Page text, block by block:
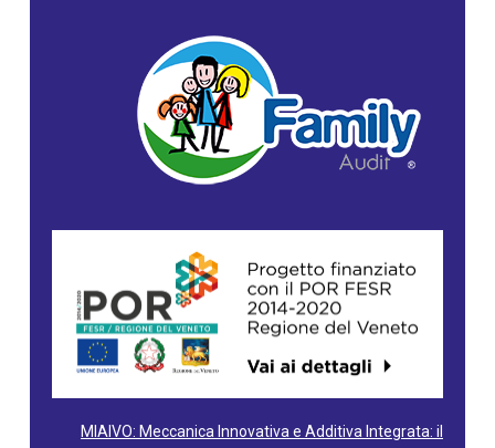
MIAIVO: Meccanica Innovativa e Additiva Integrata: il